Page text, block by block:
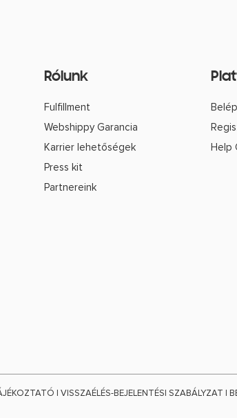
Rólunk
Fulfillment
Webshippy Garancia
Karrier lehetőségek
Press kit
Partnereink
Help
|VISSZAÉLÉS-BEJELENTÉSI SZABÁLYZAT |